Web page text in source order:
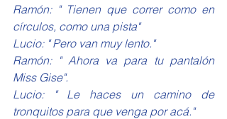
Ramón: " Tienen que correr como en
círculos, como una pista"
Lucio: " Pero van muy lento."
Ramón: " Ahora va para tu pantalón
Miss Gise".
Lucio: " Le haces un camino de
tronquitos para que venga por acá."